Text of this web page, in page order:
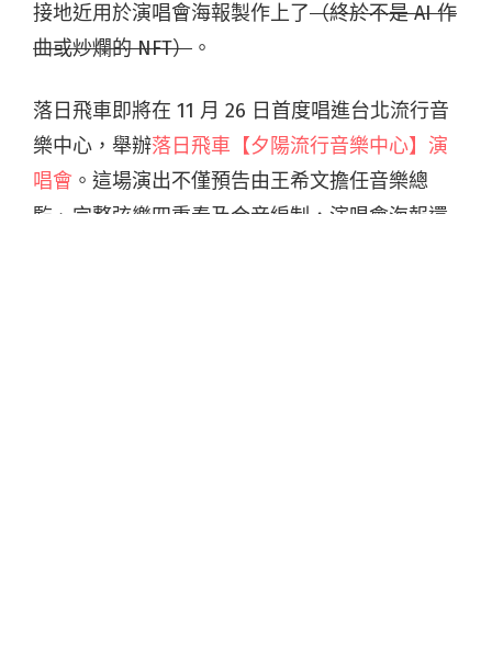
接地近用於演唱會海報製作上了（終於不是 AI 作
曲或炒爛的 NFT） 。
落日飛車即將在 11 月 26 日首度唱進台北流行音
樂中心，舉辦落日飛車【夕陽流行音樂中心】演
唱會 。這場演出不僅預告由王希文擔任音樂總
監、完整弦樂四重奏及合音編制，演唱會海報還